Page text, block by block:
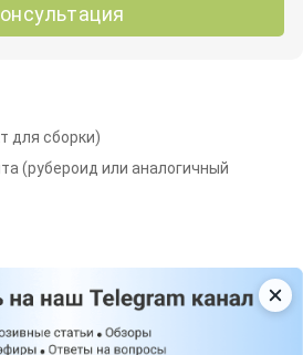
для сборки)
(рубероид или аналогичный